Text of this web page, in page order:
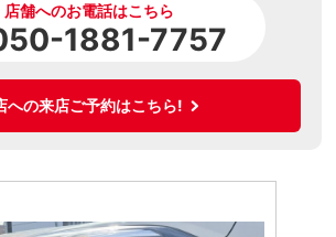
店舗へのお電話はこちら
1881-7757
への来店ご予約はこちら!